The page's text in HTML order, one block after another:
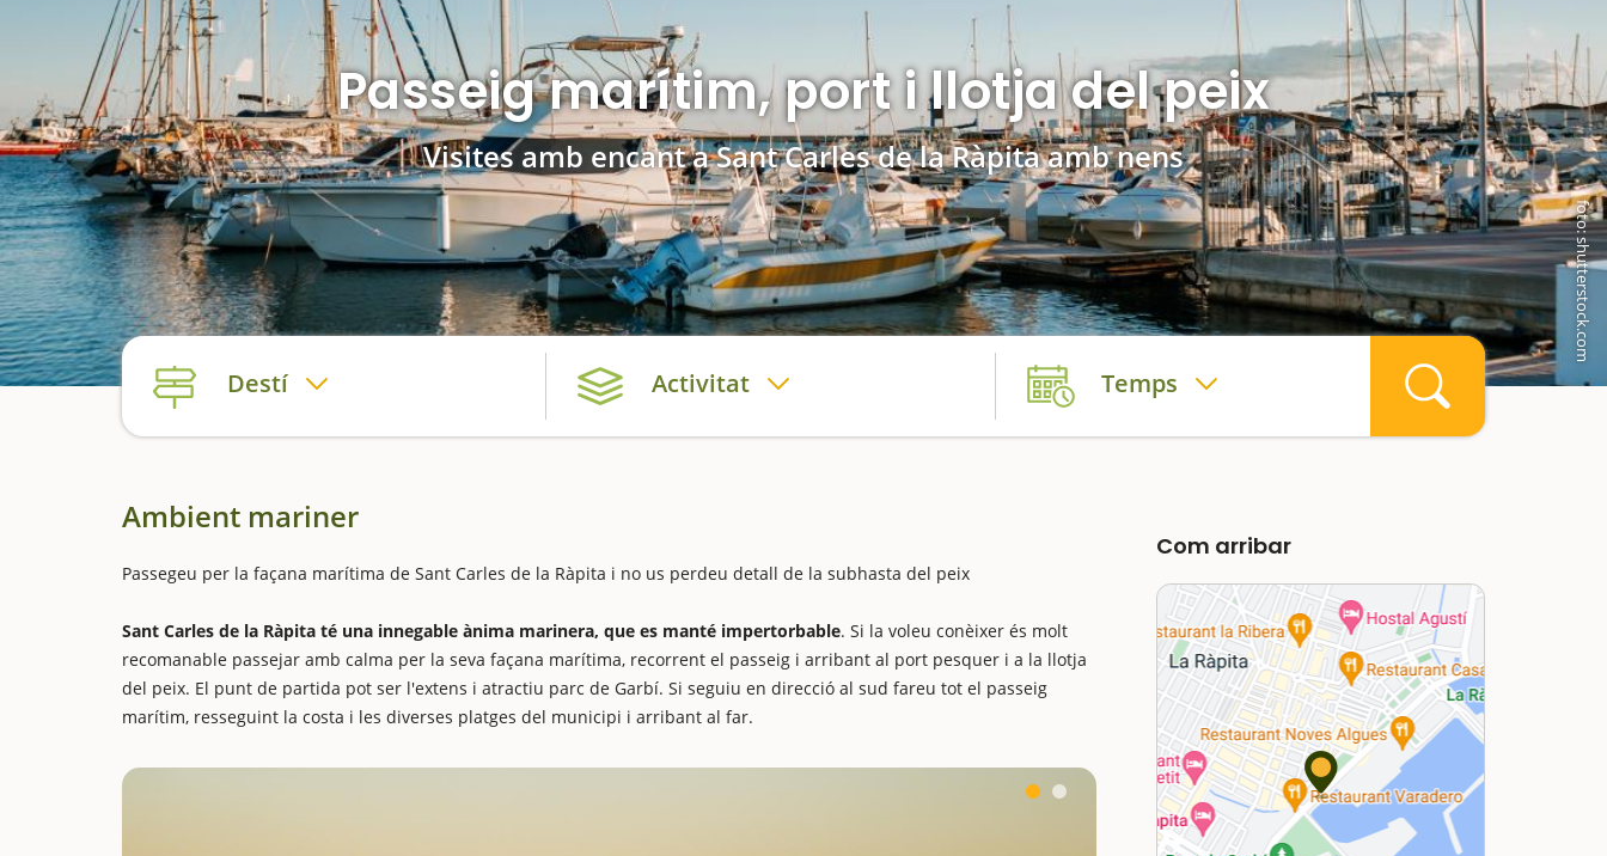
Passeig marítim, port i llotja del peix
Visites amb encant a Sant Carles de la Ràpita amb nens
foto: shutterstock.com
Destí Activitat Temps
Ambient mariner
Passegeu per la façana marítima de Sant Carles de la Ràpita i no us perdeu detall de la subhasta del peix
Sant Carles de la Ràpita té una innegable ànima marinera, que es manté impertorbable. Si la voleu conèixer és molt
recomanable passejar amb calma per la seva façana marítima, recorrent el passeig i arribant al port pesquer i a la llotja
del peix. El punt de partida pot ser l'extens i atractiu parc de Garbí. Si seguiu en direcció al sud fareu tot el passeig
marítim, resseguint la costa i les diverses platges del municipi i arribant al far.
Com arribar